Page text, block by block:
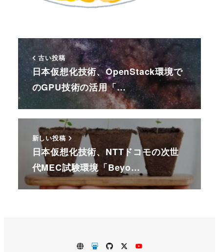
古い投稿
日本仮想化技術、OpenStack環境で
のGPU技術の活用「…
新しい投稿
日本仮想化技術、NTTドコモの次世
代MEC試験環境「Beyo…
VirtualTech.jp
SlideShare
GitHubTwitterYoutube